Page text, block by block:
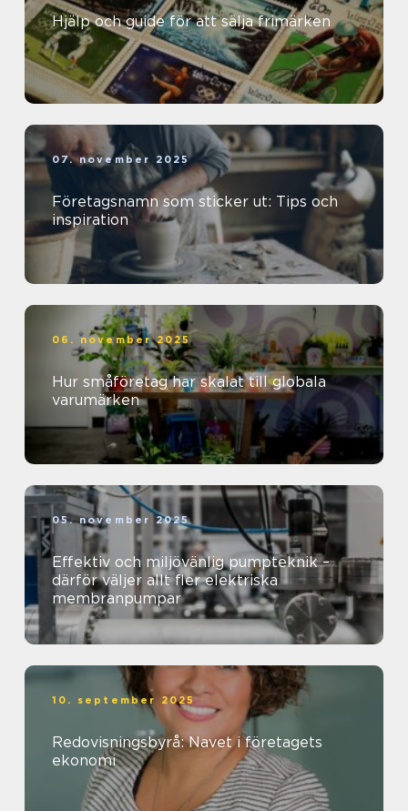
Hjälp och guide för att sälja frimärken
07. november 2025
Företagsnamn som sticker ut: Tips och
inspiration
06. november 2025
Hur småföretag har skalat till globala
varumärken
05. november 2025
Effektiv och miljövänlig pumpteknik –
därför väljer allt fler elektriska
membranpumpar
10. september 2025
Redovisningsbyrå: Navet i företagets
ekonomi